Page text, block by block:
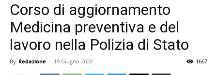
Corso di aggiornamento
Medicina preventiva e del
lavoro nella Polizia di Stato
By Redazione - 19 Giugno 2020 1667